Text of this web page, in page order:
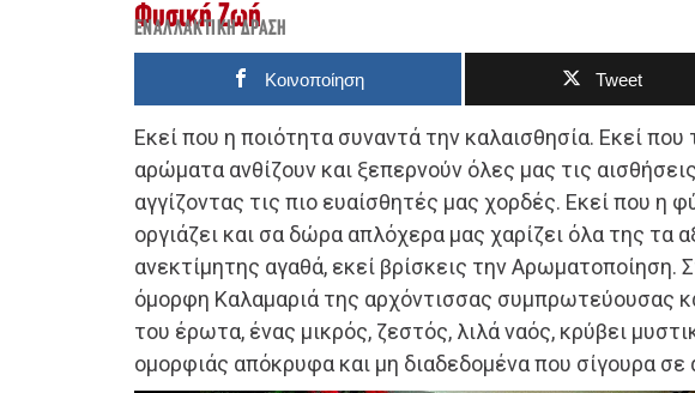
Φυσική Ζωή
ΕΝΑΛΛΑΚΤΙΚΉ ΔΡΆΣΗ
Κοινοποίηση Tweet
Εκεί που η ποιότητα συναντά την καλαισθησία. Εκεί που
αρώματα ανθίζουν και ξεπερνούν όλες μας τις
αγγίζοντας τις πιο ευαίσθητές μας χορδές. Εκεί που η
οργιάζει και σα δώρα απλόχερα μας χαρίζει όλα της τα
ανεκτίμητης αγαθά, εκεί βρίσκεις την Αρωματοποίηση.
όμορφη Καλαμαριά της αρχόντισσας συμπρωτεύουσας
του έρωτα, ένας μικρός, ζεστός, λιλά ναός, κρύβει
ομορφιάς απόκρυφα και μη διαδεδομένα που σίγουρα σε